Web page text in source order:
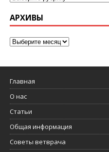
АРХИВЫ
Главная
О нас
Статьи
Общая информация
Советы ветврача